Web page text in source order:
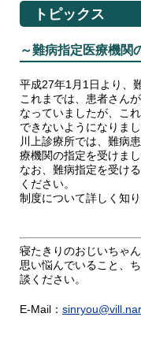
トピックス
～難病指定医療機関
平成27年1月1日より、
これまでは、患者さん
なっていましたが、こ
できないようになりまし
川上診療所では、難病
療機関の指定を受けまし
なお、難病指定を受け
ください。
制度について詳しく知
寝たきりのおじいちゃ
思い悩んでいること、
談ください。
E-Mail：